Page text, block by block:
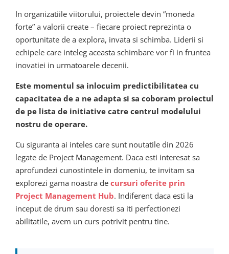
In organizatiile viitorului, proiectele devin “moneda
forte” a valorii create – fiecare proiect reprezinta o
oportunitate de a explora, invata si schimba. Liderii si
echipele care inteleg aceasta schimbare vor fi in fruntea
inovatiei in urmatoarele decenii.
Este momentul sa inlocuim predictibilitatea cu
capacitatea de a ne adapta si sa coboram proiectul
de pe lista de initiative catre centrul modelului
nostru de operare.
Cu siguranta ai inteles care sunt noutatile din 2026
legate de Project Management. Daca esti interesat sa
aprofundezi cunostintele in domeniu, te invitam sa
explorezi gama noastra de cursuri oferite prin
Project Management Hub. Indiferent daca esti la
inceput de drum sau doresti sa iti perfectionezi
abilitatile, avem un curs potrivit pentru tine.